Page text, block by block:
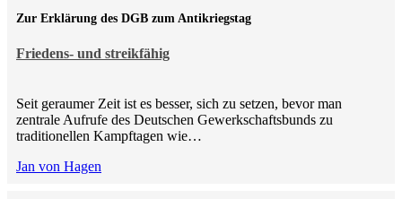
Friedens- und streikfähig
Zur Erklärung des DGB zum Antikriegstag
Seit geraumer Zeit ist es besser, sich zu setzen, bevor man
zentrale Aufrufe des Deutschen Gewerkschaftsbunds zu
traditionellen Kampftagen wie…
Jan von Hagen